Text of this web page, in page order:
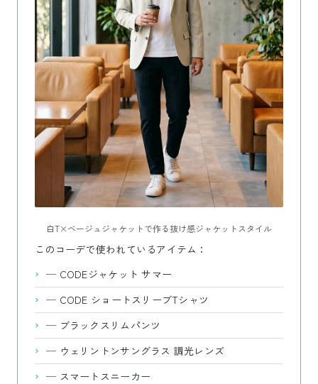
白T×ベージュジャケットで作る抜け感ジャケットスタイル
このコーデで使われているアイテム：
— CODEジャケット サマー
— CODE ショートスリーブTシャツ
— ブラックスリムパンツ
— ウェリントンサングラス 調光レンズ
— スマートスニーカー